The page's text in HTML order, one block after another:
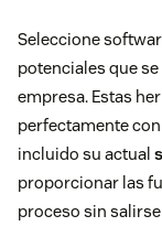
Seleccione
potenciales que
empresa. Estas
perfectamente
incluido su actual
proporcionar las
proceso sin